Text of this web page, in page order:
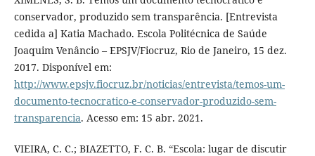
conservador, produzido sem transparência. [Entrevista
cedida a] Katia Machado. Escola Politécnica de Saúde
Joaquim Venâncio – EPSJV/Fiocruz, Rio de Janeiro, 15 dez.
2017. Disponível em:
http://www.epsjv.fiocruz.br/noticias/entrevista/temos-um-
documento-tecnocratico-e-conservador-produzido-sem-
transparencia. Acesso em: 15 abr. 2021.
VIEIRA, C. C.; BIAZETTO, F. C. B. “Escola: lugar de discutir